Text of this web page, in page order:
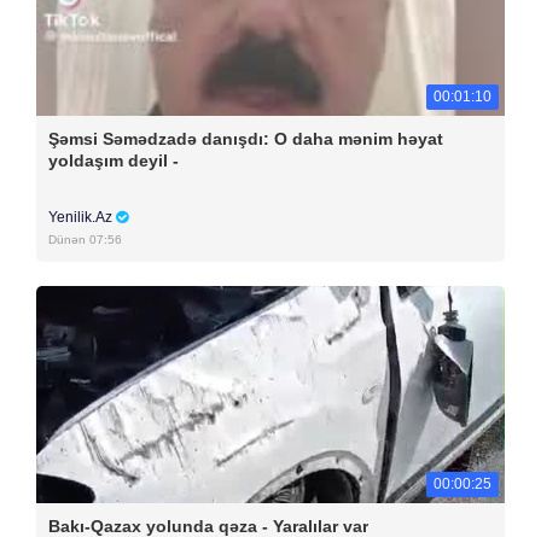
00:01:10
Şəmsi Səmədzadə danışdı: O daha mənim həyat
yoldaşım deyil -
Yenilik.Az
Dünən 07:56
00:00:25
Bakı-Qazax yolunda qəza - Yaralılar var